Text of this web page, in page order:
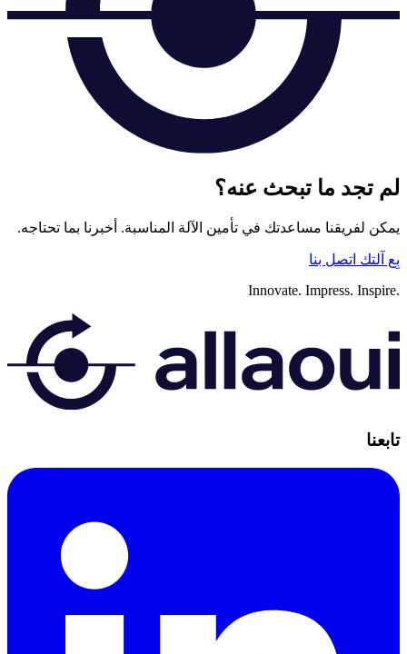
لم تجد ما تبحث عنه؟
يمكن لفريقنا مساعدتك في تأمين الآلة المناسبة. أخبرنا بما تحتاجه.
بِع آلتك اتصل بنا
Innovate. Impress. Inspire.
تابعنا